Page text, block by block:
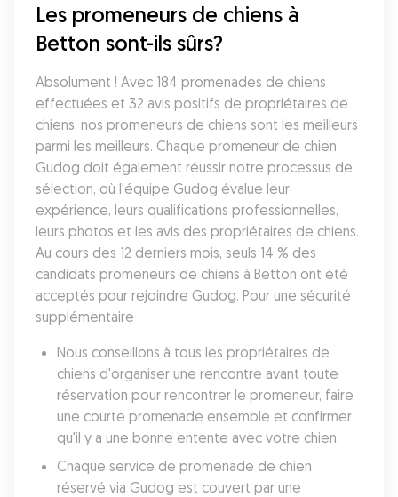
Les promeneurs de chiens à
Betton sont-ils sûrs?
Absolument ! Avec 184 promenades de chiens
effectuées et 32 avis positifs de propriétaires de
chiens, nos promeneurs de chiens sont les meilleurs
parmi les meilleurs. Chaque promeneur de chien
Gudog doit également réussir notre processus de
sélection, où l'équipe Gudog évalue leur
expérience, leurs qualifications professionnelles,
leurs photos et les avis des propriétaires de chiens.
Au cours des 12 derniers mois, seuls 14 % des
candidats promeneurs de chiens à Betton ont été
acceptés pour rejoindre Gudog. Pour une sécurité
supplémentaire :
Nous conseillons à tous les propriétaires de
chiens d'organiser une rencontre avant toute
réservation pour rencontrer le promeneur, faire
une courte promenade ensemble et confirmer
qu'il y a une bonne entente avec votre chien.
Chaque service de promenade de chien
réservé via Gudog est couvert par une